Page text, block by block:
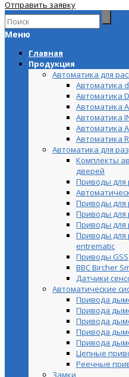
Отправить заявку
Меню
Главная
Продукция
Автоматика для
Автоматика
Автоматика
Автоматика
Автоматика
Автоматика
Автоматика
Автоматика для
Комплекты
дверей
Приводы для
Приводы для
Приводы для
Приводы для
Приводы для
entrematic
Приводы GSS
BBC Bircher
Датчики
Автоматические
Привода
Привода
Привода
Привода
Привода
Цепные
Реечные
Замки